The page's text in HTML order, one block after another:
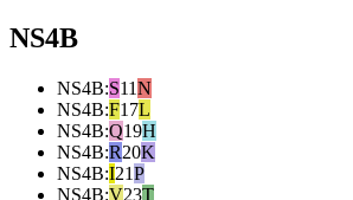
NS4B
NS4B:S11N
NS4B:F17L
NS4B:Q19H
NS4B:R20K
NS4B:I21P
NS4B:V23T